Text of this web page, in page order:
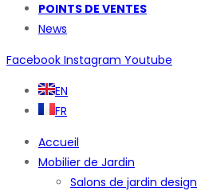
POINTS DE VENTES
News
Facebook Instagram Youtube
EN
FR
Accueil
Mobilier de Jardin
Salons de jardin design